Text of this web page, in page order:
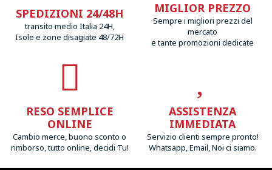
SPEDIZIONI 24/48H
transito medio Italia 24H,
Isole e zone disagiate 48/72H
MIGLIOR PREZZO
Sempre i migliori prezzi del
mercato
e tante promozioni dedicate
RESO SEMPLICE
ONLINE
Cambio merce, buono sconto o
rimborso, tutto online, decidi Tu!
ASSISTENZA
IMMEDIATA
Servizio clienti sempre pronto!
Whatsapp, Email, Noi ci siamo.